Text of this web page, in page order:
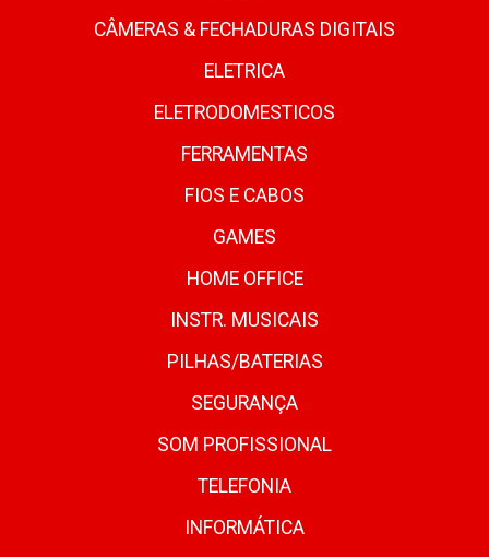
CÂMERAS & FECHADURAS DIGITAIS
ELETRICA
ELETRODOMESTICOS
FERRAMENTAS
FIOS E CABOS
GAMES
HOME OFFICE
INSTR. MUSICAIS
PILHAS/BATERIAS
SEGURANÇA
SOM PROFISSIONAL
TELEFONIA
INFORMÁTICA